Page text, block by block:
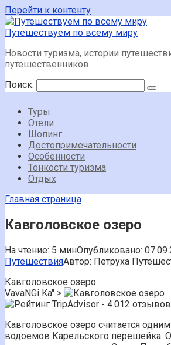
Перейти к контенту
Путешествуем по всему миру
Новости туризма, истории
путешественников
Поиск:
Туры
Отели
Шопинг
Достопримечательности
Особенности
Тонкости туризма
Отдых
Главная страница
Кавголовское озеро
На чтение: 5 минОпубликовано:
ПутешествияАвтор: Петруха
Кавголовское озеро
VavaNGi Ka" >
12 отзывов
Кавголовское озеро считается
водоемов Карельского перешейка.